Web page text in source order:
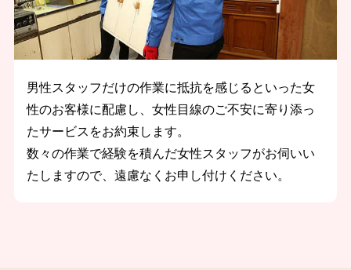
男性スタッフだけの作業に抵抗を感じるといった女
性のお客様に配慮し、女性目線のご不安に寄り添っ
たサービスをお約束します。
数々の作業で経験を積んだ女性スタッフがお伺いい
たしますので、遠慮なくお申し付けください。